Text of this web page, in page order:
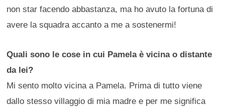
non star facendo abbastanza, ma ho avuto la fortuna di
avere la squadra accanto a me a sostenermi!
Quali sono le cose in cui Pamela è vicina o distante
da lei?
Mi sento molto vicina a Pamela. Prima di tutto viene
dallo stesso villaggio di mia madre e per me significa